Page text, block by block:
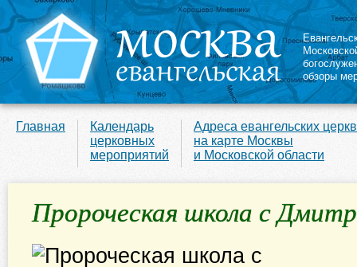
обзоры
Главная
Календарь
церковных
мероприятий
Адреса евангельских
на карте Москвы
и Московской области
Пророческая школа с